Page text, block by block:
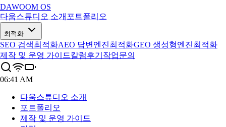
DAWOOM OS
다움스튜디오 소개 포트폴리오
최적화
SEO 검색최적화AEO 답변엔진최적화GEO 생성형엔진최적화
제작 및 운영 가이드칼럼후기 작업문의
06:41 AM
다움스튜디오 소개
포트폴리오
제작 및 운영 가이드